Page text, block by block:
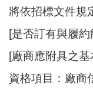
將依招標文件規
[是否訂有與履
[廠商應附具之
資格項目：廠商